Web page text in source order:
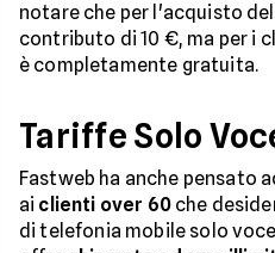
notare che per l'acquisto
contributo di 10 €, ma per i
è completamente gratuita.
Tariffe Solo
Fastweb ha anche pensato
ai clienti over 60che
di telefonia mobile solo